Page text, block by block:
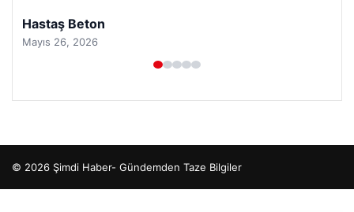
Hastaş Beton
Mayıs 26, 2026
© 2026 Şimdi Haber- Gündemden Taze Bilgiler